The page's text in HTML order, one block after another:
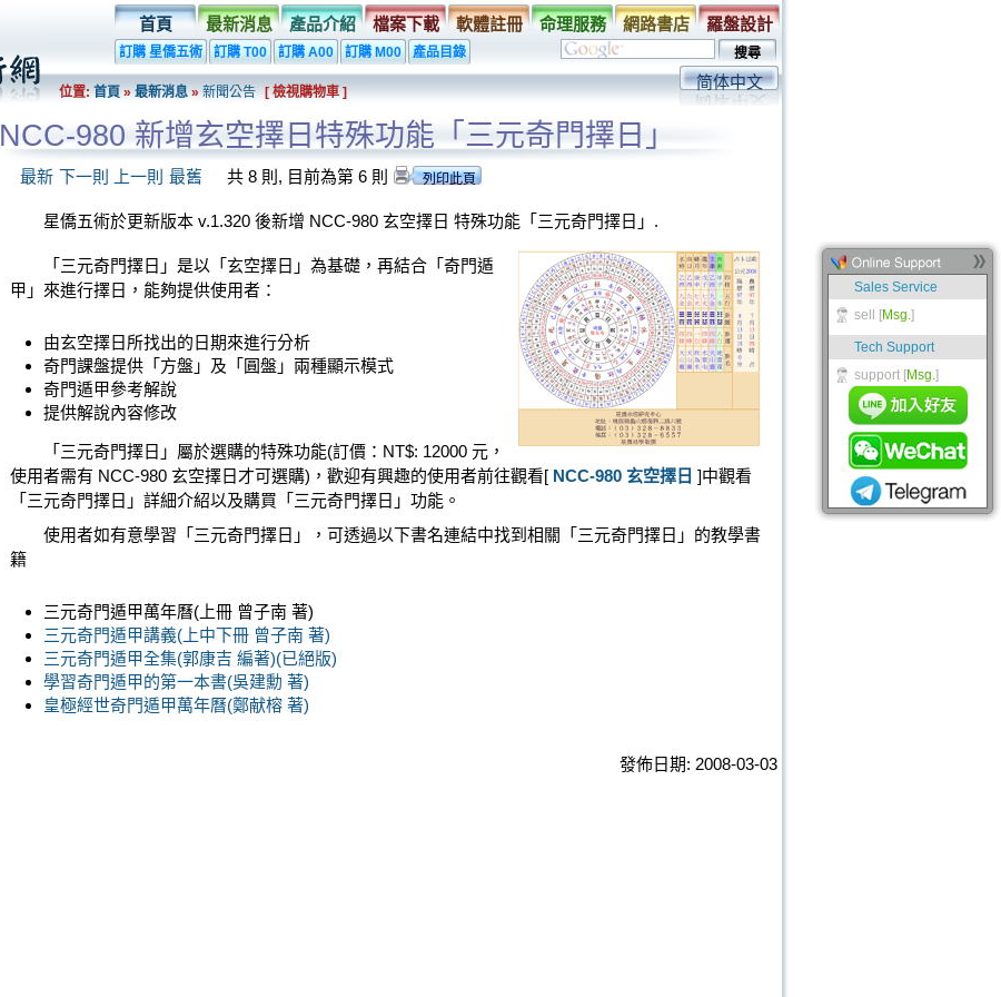
首頁 最新消息 產品介紹 檔案下載 軟體註冊 命理服務 網路書店 羅盤設計
訂購 星僑五術 訂購 T00 訂購 A00 訂購 M00 產品目錄
位置:首頁»最新消息»新聞公告 [ 檢視購物車 ]
简体中文
NCC-980 新增玄空擇日特殊功能「三元奇門擇日」
最新 下一則 上一則 最舊 共 8 則, 目前為第 6 則
星僑五術於更新版本 v.1.320 後新增 NCC-980 玄空擇日 特殊功能「三元奇門擇日」.
「三元奇門擇日」是以「玄空擇日」為基礎，再結合「奇門遁
甲」來進行擇日，能夠提供使用者：
由玄空擇日所找出的日期來進行分析
奇門課盤提供「方盤」及「圓盤」兩種顯示模式
奇門遁甲參考解說
提供解說內容修改
「三元奇門擇日」屬於選購的特殊功能(訂價：NT$: 12000 元，
使用者需有 NCC-980 玄空擇日才可選購)，歡迎有興趣的使用者前往觀看[ NCC-980 玄空擇日 ]中觀看
「三元奇門擇日」詳細介紹以及購買「三元奇門擇日」功能。
使用者如有意學習「三元奇門擇日」，可透過以下書名連結中找到相關「三元奇門擇日」的教學書
籍
三元奇門遁甲萬年曆(上冊 曾子南 著)
三元奇門遁甲講義(上中下冊 曾子南 著)
三元奇門遁甲全集(郭康吉 編著)(已絕版)
學習奇門遁甲的第一本書(吳建勳 著)
皇極經世奇門遁甲萬年曆(鄭献榕 著)
發佈日期: 2008-03-03